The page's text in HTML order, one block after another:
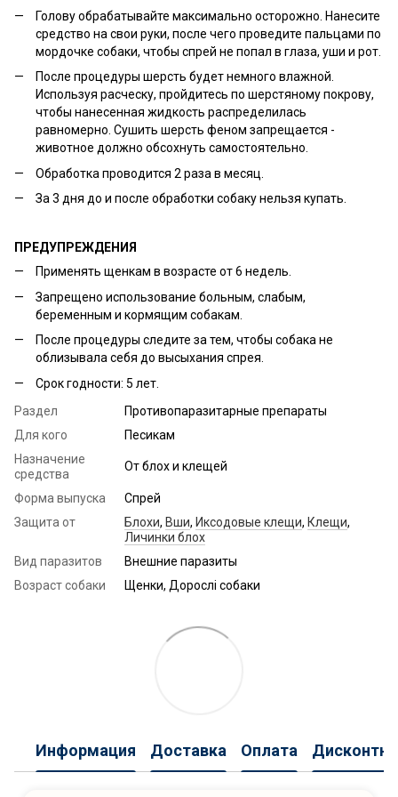
Голову обрабатывайте максимально осторожно. Нанесите
средство на свои руки, после чего проведите пальцами по
мордочке собаки, чтобы спрей не попал в глаза, уши и рот.
После процедуры шерсть будет немного влажной.
Используя расческу, пройдитесь по шерстяному покрову,
чтобы нанесенная жидкость распределилась
равномерно. Сушить шерсть феном запрещается -
животное должно обсохнуть самостоятельно.
Обработка проводится 2 раза в месяц.
За 3 дня до и после обработки собаку нельзя купать.
ПРЕДУПРЕЖДЕНИЯ
Применять щенкам в возрасте от 6 недель.
Запрещено использование больным, слабым,
беременным и кормящим собакам.
После процедуры следите за тем, чтобы собака не
облизывала себя до высыхания спрея.
Срок годности: 5 лет.
Раздел
Противопаразитарные препараты
Для кого
Песикам
Назначение
средства
От блох и клещей
Форма выпуска
Спрей
Защита от
Блохи, Вши, Иксодовые клещи, Клещи,
Личинки блох
Вид паразитов
Внешние паразиты
Возраст собаки
Щенки, Дорослі собаки
Информация Доставка Оплата